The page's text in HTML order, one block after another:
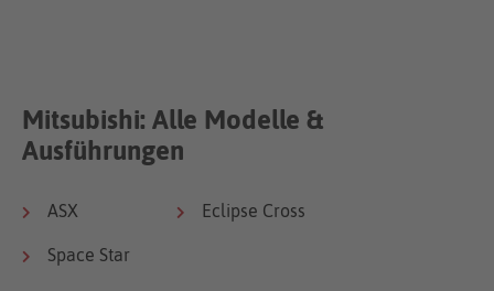
Mitsubishi: Alle Modelle &
Ausführungen
ASX Eclipse Cross
Space Star